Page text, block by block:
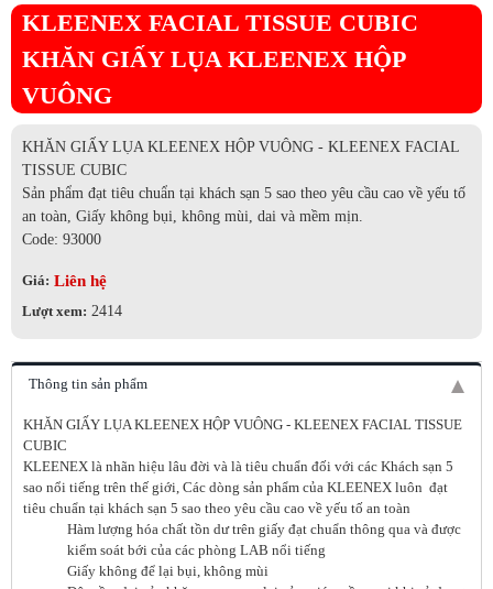
KLEENEX FACIAL TISSUE CUBIC
KHĂN GIẤY LỤA KLEENEX HỘP
VUÔNG
KHĂN GIẤY LỤA KLEENEX HỘP VUÔNG - KLEENEX FACIAL
TISSUE CUBIC
Sản phẩm đạt tiêu chuẩn tại khách sạn 5 sao theo yêu cầu cao về yếu tố
an toàn, Giấy không bụi, không mùi, dai và mềm mịn.
Code: 93000
Giá: Liên hệ
Lượt xem: 2414
Thông tin sản phẩm
KHĂN GIẤY LỤA KLEENEX HỘP VUÔNG - KLEENEX FACIAL TISSUE
CUBIC
KLEENEX là nhãn hiệu lâu đời và là tiêu chuẩn đối với các Khách sạn 5
sao nổi tiếng trên thế giới, Các dòng sản phẩm của KLEENEX luôn đạt
tiêu chuẩn tại khách sạn 5 sao theo yêu cầu cao về yếu tố an toàn
Hàm lượng hóa chất tồn dư trên giấy đạt chuẩn thông qua và được
kiểm soát bới của các phòng LAB nổi tiếng
Giấy không để lại bụi, không mùi